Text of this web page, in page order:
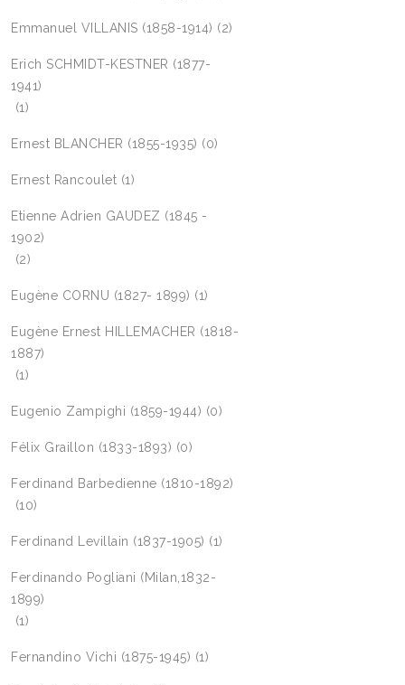
Emmanuel VILLANIS (1858-1914) (2)
Erich SCHMIDT-KESTNER (1877-
1941)
(1)
Ernest BLANCHER (1855-1935) (0)
Ernest Rancoulet (1)
Etienne Adrien GAUDEZ (1845 -
1902)
(2)
Eugène CORNU (1827- 1899) (1)
Eugène Ernest HILLEMACHER (1818-
1887)
(1)
Eugenio Zampighi (1859-1944) (0)
Félix Graillon (1833-1893) (0)
Ferdinand Barbedienne (1810-1892)
(10)
Ferdinand Levillain (1837-1905) (1)
Ferdinando Pogliani (Milan,1832-
1899)
(1)
Fernandino Vichi (1875-1945) (1)